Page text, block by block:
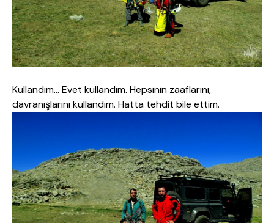
Kullandım… Evet kullandım. Hepsinin zaaflarını,
davranışlarını kullandım. Hatta tehdit bile ettim.